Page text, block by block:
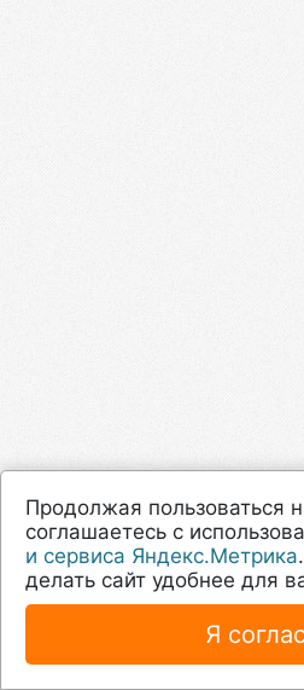
Продолжая пользоваться
соглашаетесь с
и сервиса Яндекс.Метрика
делать сайт удобнее для
Я